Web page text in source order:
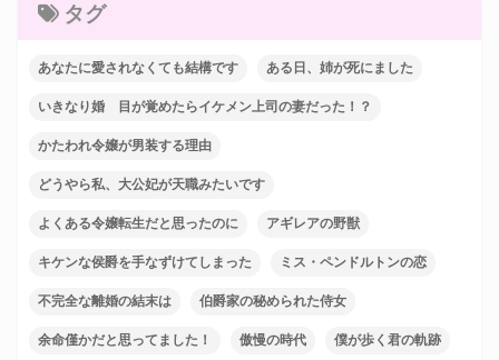
タグ
あなたに愛されなくても結構です ある日、姉が死にました
いきなり婚 目が覚めたらイケメン上司の妻だった！？
かたわれ令嬢が男装する理由
どうやら私、大公妃が天職みたいです
よくある令嬢転生だと思ったのに アギレアの野獣
キケンな侯爵を手なずけてしまった ミス・ペンドルトンの恋
不完全な離婚の結末は 伯爵家の秘められた侍女
余命僅かだと思ってました！ 傲慢の時代 僕が歩く君の軌跡